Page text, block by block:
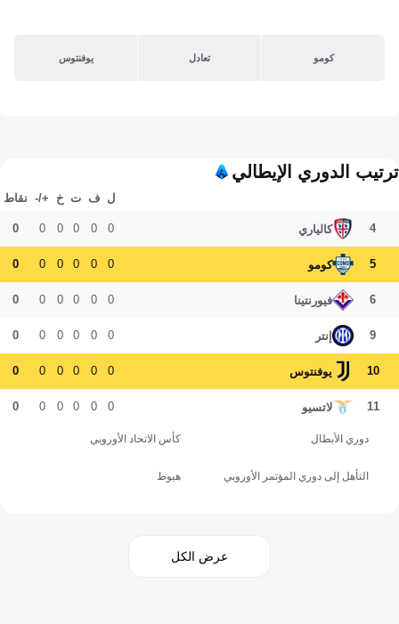
كومو تعادل يوفنتوس
ترتيب الدوري الإيطالي
ل ف ت خ +/- نقاط
4 كالياري 0
0
0
0
0
0
5 كومو 0
0
0
0
0
0
6 فيورنتينا 0
0
0
0
0
0
9 إنتر 0
0
0
0
0
0
10 يوفنتوس 0
0
0
0
0
0
11 لاتسيو 0
0
0
0
0
0
دوري الأبطال كأس الاتحاد الأوروبي
التأهل إلى دوري المؤتمر الأوروبي هبوط
عرض الكل